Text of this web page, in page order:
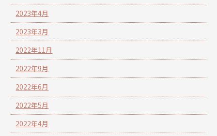
2023年4月
2023年3月
2022年11月
2022年9月
2022年6月
2022年5月
2022年4月